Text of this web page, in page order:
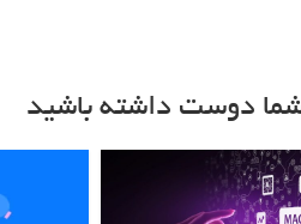
دوست داشته باشید